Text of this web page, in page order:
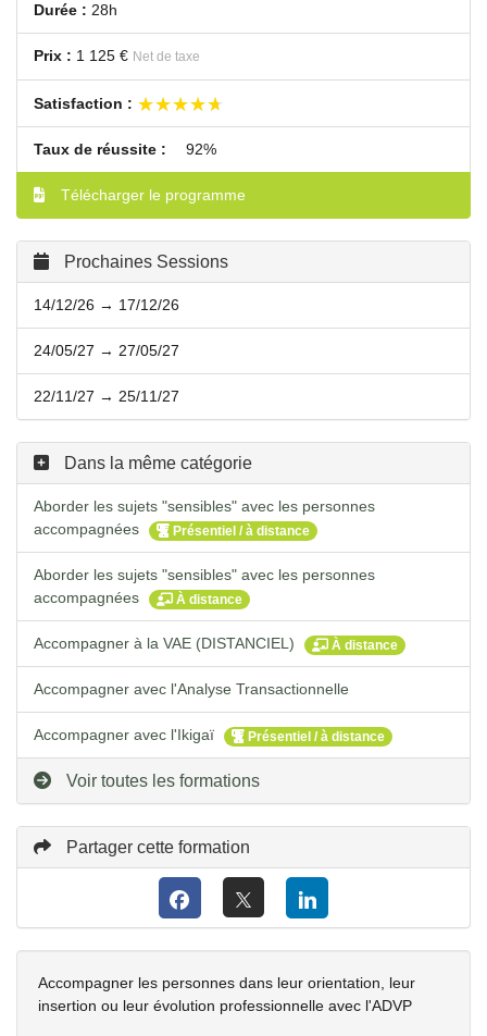
Durée : 28h
Prix : 1 125 € Net de taxe
Satisfaction : ★★★★★
★★★★★
Taux de réussite : 92%
Télécharger le programme
Prochaines Sessions
14/12/26 → 17/12/26
24/05/27 → 27/05/27
22/11/27 → 25/11/27
Dans la même catégorie
Aborder les sujets "sensibles" avec les personnes
accompagnées
Présentiel / à distance
Aborder les sujets "sensibles" avec les personnes
accompagnées
À distance
Accompagner à la VAE (DISTANCIEL) À distance
Accompagner avec l'Analyse Transactionnelle
Accompagner avec l'Ikigaï Présentiel / à distance
Voir toutes les formations
Partager cette formation
Accompagner les personnes dans leur orientation, leur
insertion ou leur évolution professionnelle avec l'ADVP